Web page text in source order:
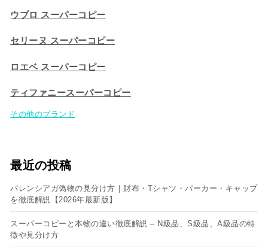
ウブロ スーパーコピー
セリーヌ スーパーコピー​
ロエベ スーパーコピー
ティファニースーパーコピー
その他のブランド
最近の投稿
バレンシアガ偽物の見分け方｜財布・Tシャツ・パーカー・キャップ
を徹底解説【2026年最新版】
スーパーコピーと本物の違い徹底解説 – N級品、S級品、A級品の特
徴や見分け方